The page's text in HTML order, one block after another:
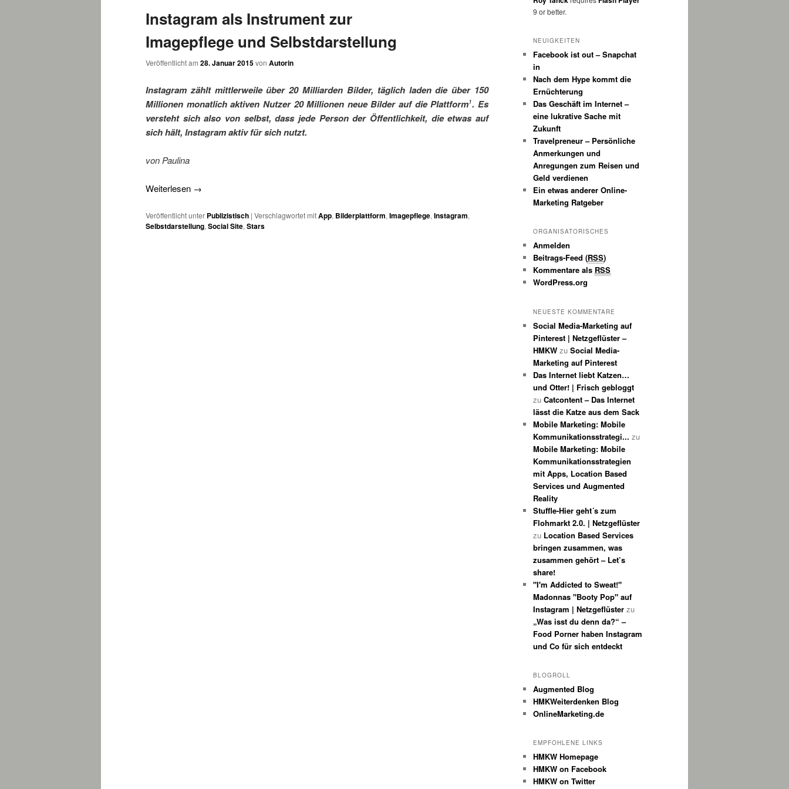
wechseln
Instagram als Instrument zur
Imagepflege und Selbstdarstellung
Veröffentlicht am 28. Januar 2015von Autorin
Instagram zählt mittlerweile über 20 Milliarden Bilder, täglich laden die über 150
Millionen monatlich aktiven Nutzer 20 Millionen neue Bilder auf die Plattform1. Es
versteht sich also von selbst, dass jede Person der Öffentlichkeit, die etwas auf
sich hält, Instagram aktiv für sich nutzt.
von Paulina
Weiterlesen →
Veröffentlicht unter Publizistisch | Verschlagwortet mitApp, Bilderplattform, Imagepflege, Instagram,
Selbstdarstellung, Social Site, Stars
9 or better.
NEUIGKEITEN
Facebook ist out – Snapchat
in
Nach dem Hype kommt die
Ernüchterung
Das Geschäft im Internet –
eine lukrative Sache mit
Zukunft
Travelpreneur – Persönliche
Anmerkungen und
Anregungen zum Reisen und
Geld verdienen
Ein etwas anderer Online-
Marketing Ratgeber
ORGANISATORISCHES
Anmelden
Beitrags-Feed (RSS)
Kommentare als RSS
WordPress.org
NEUESTE KOMMENTARE
Social Media-Marketing auf
Pinterest | Netzgeflüster –
HMKW zu Social Media-
Marketing auf Pinterest
Das Internet liebt Katzen…
und Otter! | Frisch gebloggt
zu Catcontent – Das Internet
lässt die Katze aus dem Sack
Mobile Marketing: Mobile
Kommunikationsstrategi... zu
Mobile Marketing: Mobile
Kommunikationsstrategien
mit Apps, Location Based
Services und Augmented
Reality
Stuffle-Hier geht´s zum
Flohmarkt 2.0. | Netzgeflüster
zu Location Based Services
bringen zusammen, was
zusammen gehört – Let’s
share!
"I'm Addicted to Sweat!"
Madonnas "Booty Pop" auf
Instagram | Netzgeflüster zu
„Was isst du denn da?“ –
Food Porner haben Instagram
und Co für sich entdeckt
BLOGROLL
Augmented Blog
HMKWeiterdenken Blog
OnlineMarketing.de
EMPFOHLENE LINKS
HMKW Homepage
HMKW on Facebook
HMKW on Twitter